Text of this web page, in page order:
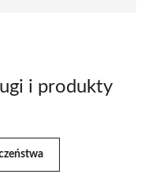
i produkty